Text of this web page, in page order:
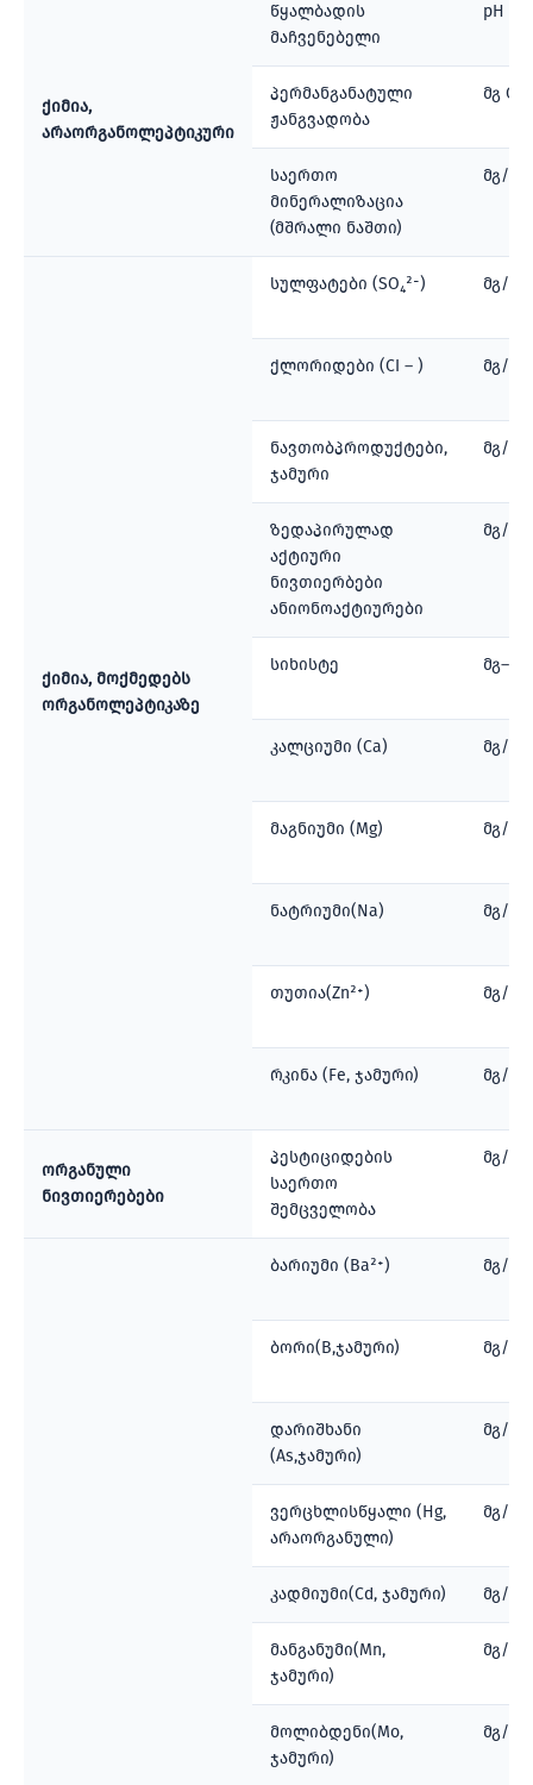
ქიმია,
არაორგანოლეპტიკური
წყალბადის
მაჩვენებელი
pH
პერმანგანატული
ჟანგვადობა
მგ
საერთო
მინერალიზაცია
(მშრალი ნაშთი)
მგ/ლ
ქიმია, მოქმედებს
ორგანოლეპტიკაზე
სულფატები (SO₄²⁻) მგ/ლ
ქლორიდები (CI – ) მგ/ლ
ნავთობპროდუქტები,
ჯამური
მგ/ლ
ზედაპირულად
აქტიური
ნივთიერბები
ანიონოაქტიურები
მგ/ლ
სიხისტე
კალციუმი (Ca) მგ/ლ
მაგნიუმი (Mg) მგ/ლ
ნატრიუმი(Na) მგ/ლ
თუთია(Zn²⁺) მგ/ლ
რკინა (Fe, ჯამური) მგ/ლ
ორგანული
ნივთიერებები
პესტიციდების
საერთო
შემცველობა
მგ/ლ
ბარიუმი (Ba²⁺) მგ/ლ
ბორი(B,ჯამური) მგ/ლ
დარიშხანი
(As,ჯამური)
მგ/ლ
ვერცხლისწყალი (Hg,
არაორგანული)
მგ/ლ
კადმიუმი(Cd, ჯამური) მგ/ლ
მანგანუმი(Mn,
ჯამური)
მგ/ლ
მოლიბდენი(Mo,
ჯამური)
მგ/ლ